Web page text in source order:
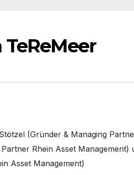
(Gründer & Managing
Rhein Asset
Asset Management)